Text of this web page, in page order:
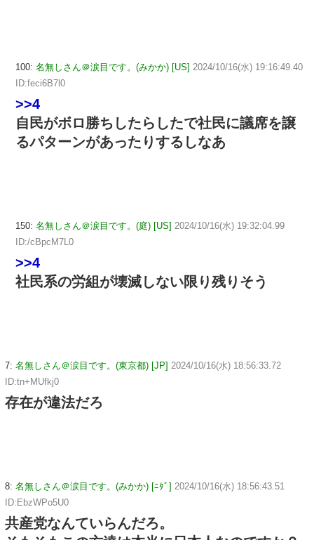
100: 名無しさん＠涙目です。(みかか) [US] 2024/10/16(水) 19:16:49.40
ID:feci6B7l0
>>4
自民がボロ勝ちしたらしたで社民に議席を譲
るパターンがあったりするしなあ
150: 名無しさん＠涙目です。(庭) [US] 2024/10/16(水) 19:32:04.99
ID:/cBpcM7L0
>>4
社民系の労組が壊滅しない限り残りそう
7: 名無しさん＠涙目です。(東京都) [JP] 2024/10/16(水) 18:56:33.72
ID:tn+MUfkj0
存在が違法だろ
8: 名無しさん＠涙目です。(みかか) [ﾆﾀﾞ] 2024/10/16(水) 18:56:43.51
ID:EbzWPo5U0
共産党なんていらんだろ。